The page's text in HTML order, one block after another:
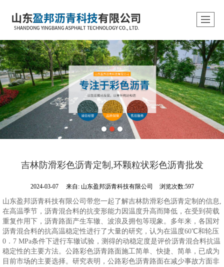
吉林防滑彩色沥青定制,环颗粒状彩色沥青批发
2024-03-07 来自: 山东盈邦沥青科技有限公司 浏览次数:597
山东盈邦沥青科技有限公司带您一起了解吉林防滑彩色沥青定制的信息,
在高温季节，沥青混合料的抗变形能力因温度升高而降低，在受到荷载
重复作用下，沥青路面产生车辙、波浪及拥包等现象。多年来，各国对
沥青混合料的抗高温稳定性进行了大量的研究，认为在温度60℃和轮压
0．7 MPa条件下进行车辙试验，测得的动稳定度是评价沥青混合料抗温
稳定性的主要方法。公路彩色沥青路面施工简单、快捷、简单，已成为
目前市场的主要选择。研究表明，公路彩色沥青路面在减少事故方面非